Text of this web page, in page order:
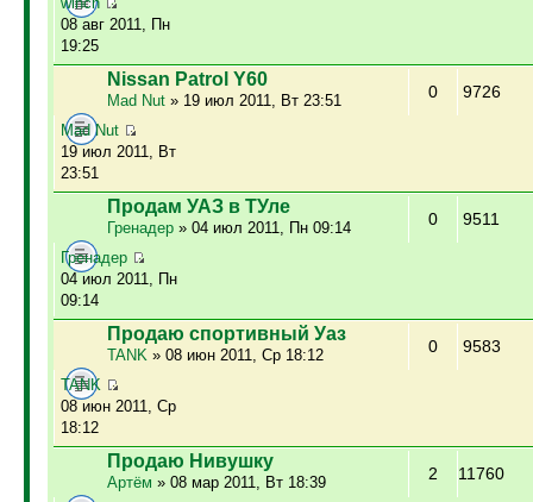
08 авг 2011, Пн
19:25
Nissan Patrol Y60
Mad Nut» 19 июл 2011, Вт 23:51 0 9726
Mad Nut
19 июл 2011, Вт
23:51
Продам УАЗ в ТУле
Гренадер» 04 июл 2011, Пн 09:14 0 9511
Гренадер
04 июл 2011, Пн
09:14
Продаю спортивный Уаз
TANK» 08 июн 2011, Ср 18:12 0 9583
TANK
08 июн 2011, Ср
18:12
Продаю Нивушку
Артём » 08 мар 2011, Вт 18:39 2 11760